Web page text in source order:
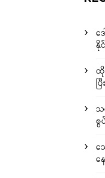
ဒ
နို
ထို
ပ
သ
စွ
သ
န